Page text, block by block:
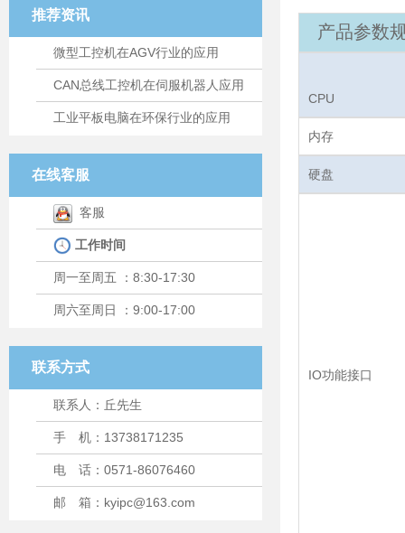
推荐资讯
微型工控机在AGV行业的应用
CAN总线工控机在伺服机器人应用
工业平板电脑在环保行业的应用
在线客服
客服
工作时间
周一至周五 ：8:30-17:30
周六至周日 ：9:00-17:00
联系方式
联系人：丘先生
手 机：13738171235
电 话：0571-86076460
邮 箱：kyipc@163.com
产品参数
CPU
内存
硬盘
IO功能接口